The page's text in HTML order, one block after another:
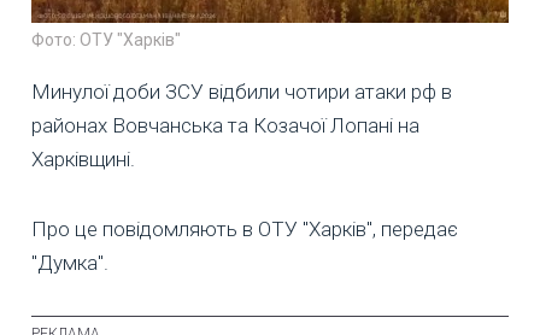
Фото: ОТУ "Харків"
Минулої доби ЗСУ відбили чотири атаки рф в
районах Вовчанська та Козачої Лопані на
Харківщині.
Про це повідомляють в ОТУ "Харків", передає
"Думка".